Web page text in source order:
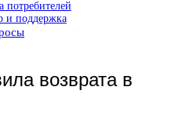
потребителей
и поддержка
возврата в